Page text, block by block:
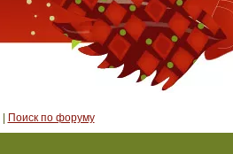
Поиск по форуму